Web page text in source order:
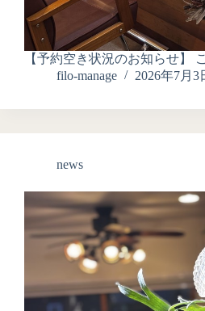
【予約空き状況のお知らせ】
filo-manage
2026年7月3
news